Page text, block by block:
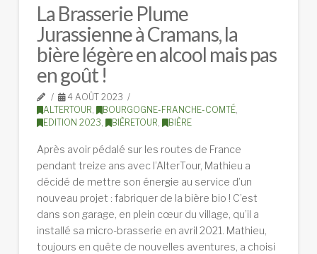
La Brasserie Plume
Jurassienne à Cramans, la
bière légère en alcool mais pas
en goût !
4 AOÛT 2023
ALTERTOUR
BOURGOGNE-FRANCHE-COMTÉ,
EDITION 2023
BIÈRETOUR BIÈRE
Après avoir pédalé sur les routes de France
pendant treize ans avec l’AlterTour, Mathieu a
décidé de mettre son énergie au service d’un
nouveau projet : fabriquer de la bière bio ! C’est
dans son garage, en plein cœur du village, qu’il a
installé sa micro-brasserie en avril 2021. Mathieu,
toujours en quête de nouvelles aventures, a choisi